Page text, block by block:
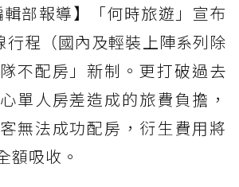
輯部報導】「何時旅遊」宣布
程（國內及輕裝上陣系列除
不配房」新制。更打破過去
單人房差造成的旅費負擔，
無法成功配房，衍生費用將
額吸收。